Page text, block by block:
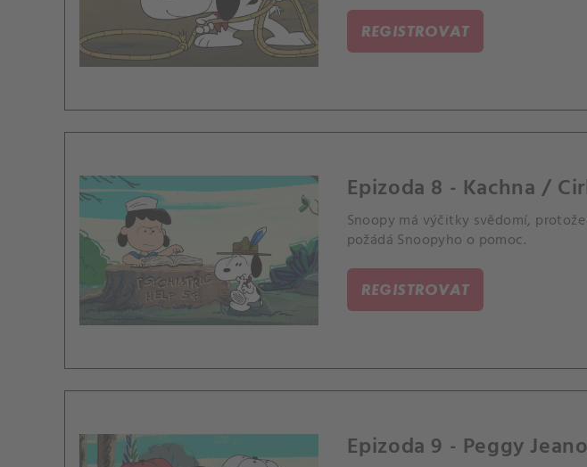
REGISTROVAT
Epizoda 8 - Kachna /
Snoopy má výčitky svědomí,
požádá Snoopyho o pomoc.
REGISTROVAT
Epizoda 9 - Peggy